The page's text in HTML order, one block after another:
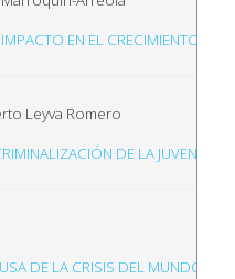
EN EL CRECIMIENTO
Leyva Romero
DE LA
DE LA CRISIS DEL MUNDO